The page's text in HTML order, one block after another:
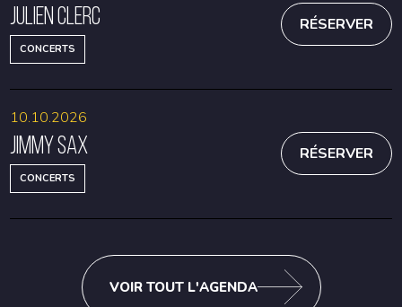
Julien Clerc
CONCERTS
RÉSERVER
Jimmy Sax
CONCERTS
10.10.2026
RÉSERVER
VOIR TOUT L'AGENDA